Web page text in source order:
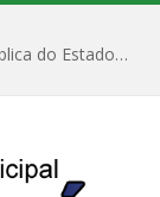
Câmara Municipal de Acará e Defensoria Pública do Estado, promovem Ação Balcão de Direitos